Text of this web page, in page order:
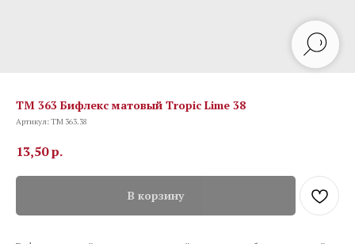
TM 363 Бифлекс матовый Tropic Lime 38
Артикул:TM 363.38
13,50р.
В корзину